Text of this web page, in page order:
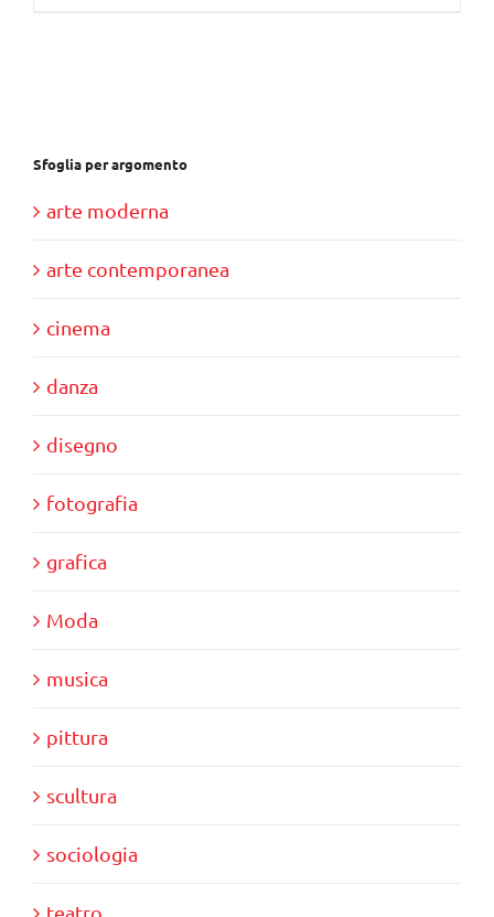
Sfoglia per argomento
arte moderna
arte contemporanea
cinema
danza
disegno
fotografia
grafica
Moda
musica
pittura
scultura
sociologia
teatro